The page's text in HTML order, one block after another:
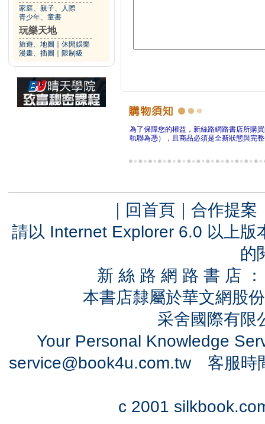
家庭、親子、人際
青少年、童書
玩樂天地
旅遊、地圖
休閒娛樂
漫畫、插圖
限制級
為了保障您的權益，新絲路網路書店所購
執聯為憑），且商品必須是全新狀態與完
｜ 回首頁 ｜ 合作提案
請以 Internet Explorer 6.0 以上
的
新 絲 路 網 路 書 店
本書店隸屬於華文網股
采舍國際有
Your Personal Knowledge
service@book4u.com.tw客服時
c 2001